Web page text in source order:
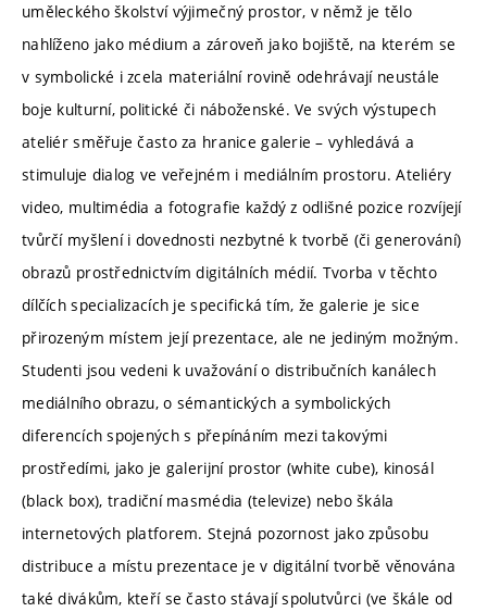
uměleckého školství výjimečný prostor, v němž je tělo
nahlíženo jako médium a zároveň jako bojiště, na kterém se
v symbolické i zcela materiální rovině odehrávají neustále
boje kulturní, politické či náboženské. Ve svých výstupech
ateliér směřuje často za hranice galerie – vyhledává a
stimuluje dialog ve veřejném i mediálním prostoru. Ateliéry
video, multimédia a fotografie každý z odlišné pozice rozvíjejí
tvůrčí myšlení i dovednosti nezbytné k tvorbě (či generování)
obrazů prostřednictvím digitálních médií. Tvorba v těchto
dílčích specializacích je specifická tím, že galerie je sice
přirozeným místem její prezentace, ale ne jediným možným.
Studenti jsou vedeni k uvažování o distribučních kanálech
mediálního obrazu, o sémantických a symbolických
diferencích spojených s přepínáním mezi takovými
prostředími, jako je galerijní prostor (white cube), kinosál
(black box), tradiční masmédia (televize) nebo škála
internetových platforem. Stejná pozornost jako způsobu
distribuce a místu prezentace je v digitální tvorbě věnována
také divákům, kteří se často stávají spolutvůrci (ve škále od